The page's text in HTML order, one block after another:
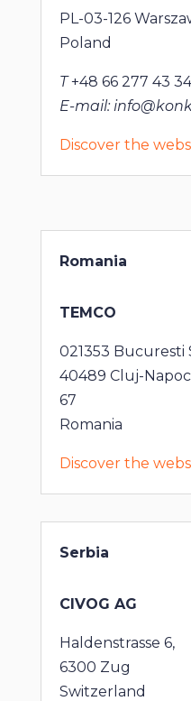
PL-03-126
Poland
T+48 66 277 43 34
E-mail:
Discover the
Romania
TEMCO
021353 Bucuresti
40489 Cluj-
67
Romania
Discover the
Serbia
CIVOG AG
Haldenstrasse 6,
6300 Zug
Switzerland